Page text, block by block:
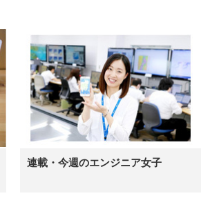
連載・今週のエンジニア女子